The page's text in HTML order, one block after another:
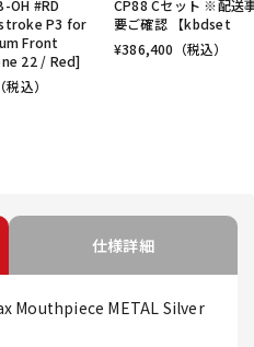
OH #RD
P3 for
Front
22 / Red]
税込）
CP88 Cセット ※配送
要ご確認 【kbdset
¥386,400 （税込）
仕様詳細
Mouthpiece METAL Silver